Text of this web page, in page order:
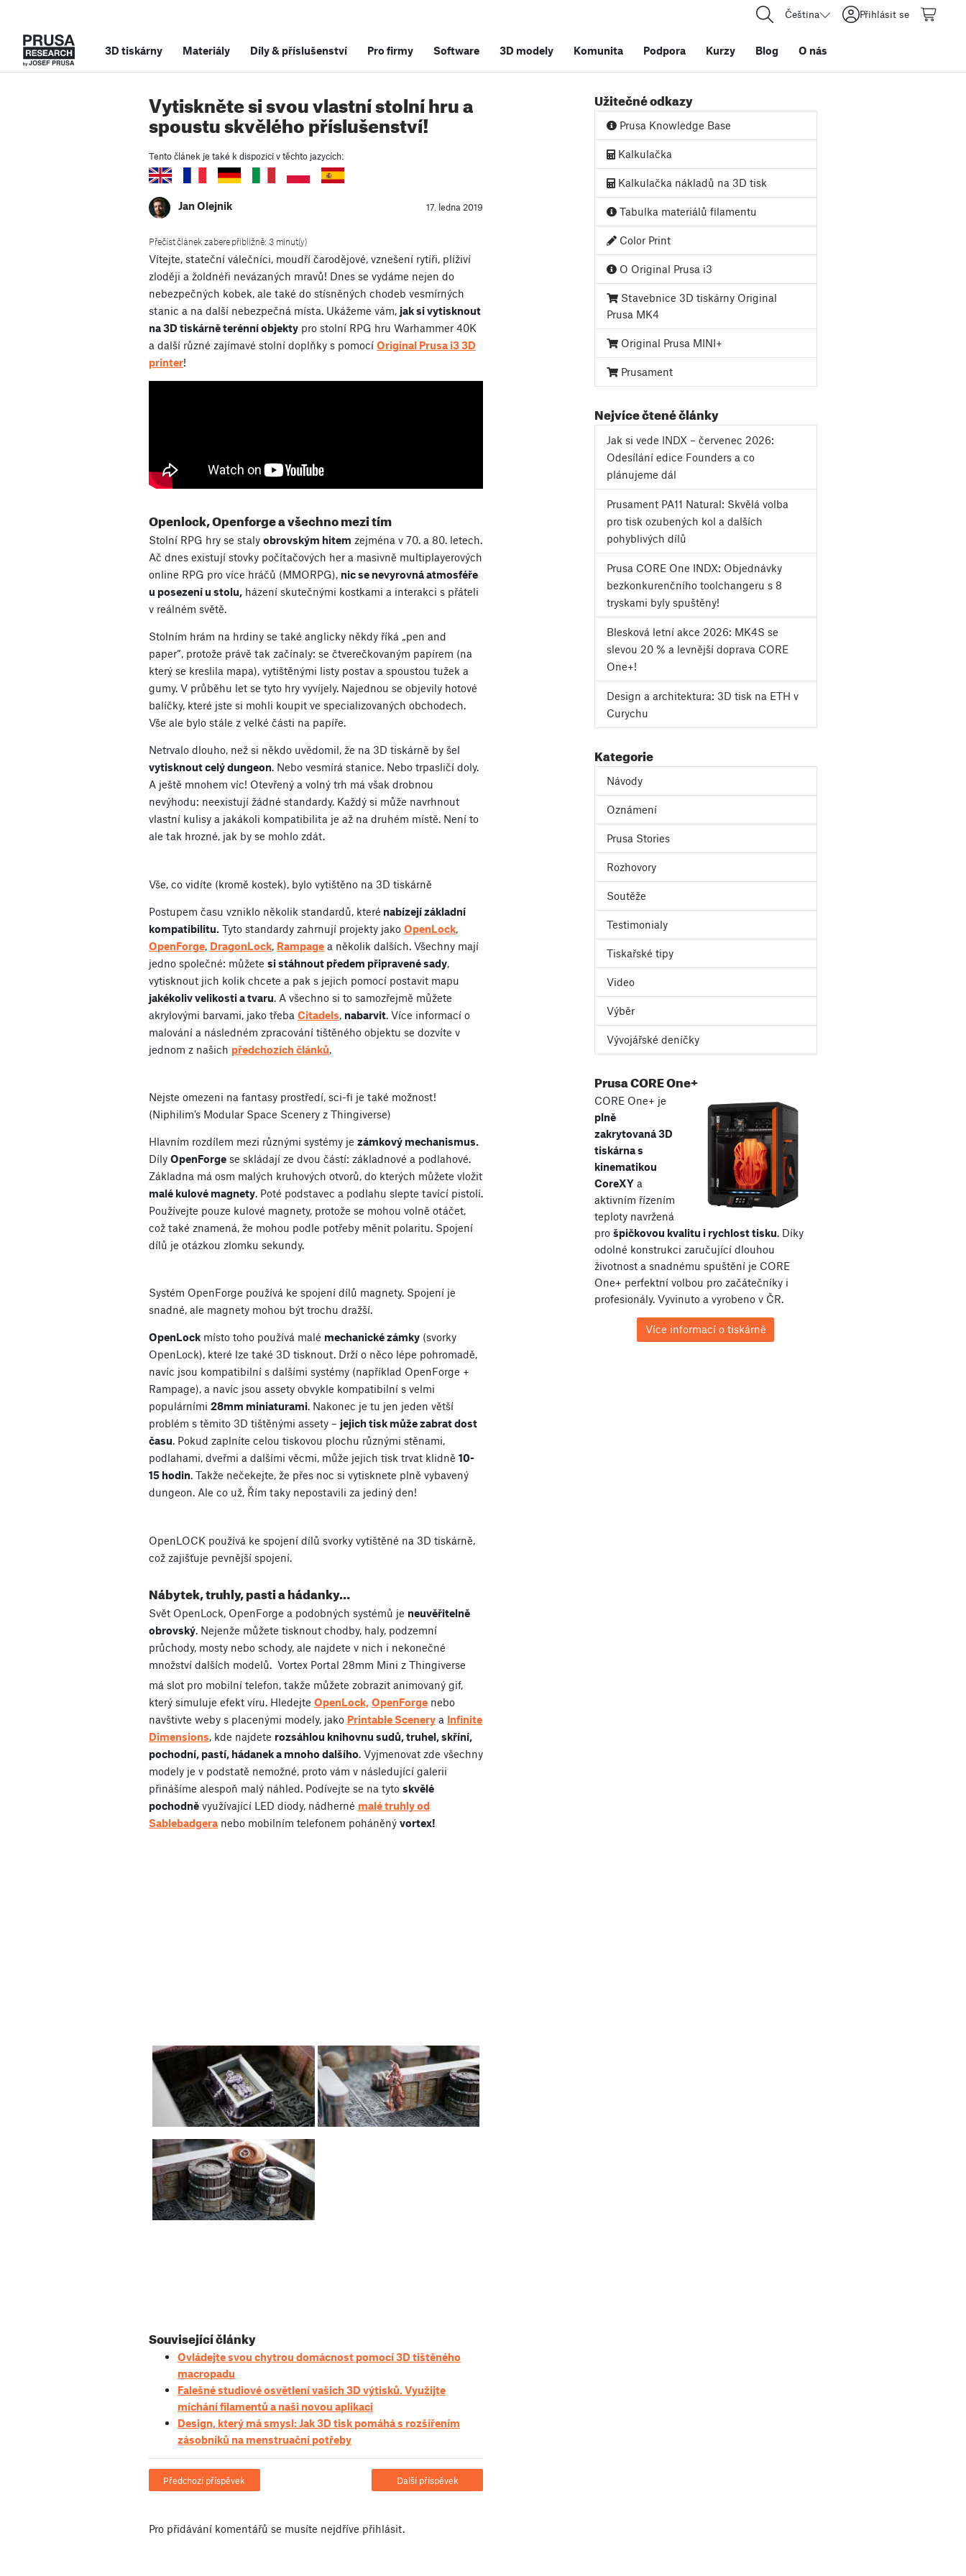
Čeština Přihlásit se
3D tiskárny Materiály Díly& příslušenství Pro firmy Software 3D modely Komunita Podpora Kurzy Blog O nás
Vytiskněte si svou vlastní stolní hru a
spoustu skvělého příslušenství!
Tento článek je také k dispozici v těchto jazycích:
Jan Olejnik 17. ledna 2019
Přečíst článek zabere přibližně: 3 minut(y)
Vítejte, stateční válečníci, moudří čarodějové, vznešení rytíři, plíživí
zloději a žoldnéři nevázaných mravů! Dnes se vydáme nejen do
nebezpečných kobek, ale také do stísněných chodeb vesmírných
stanic a na další nebezpečná místa. Ukážeme vám, jak si vytisknout
na 3D tiskárně terénní objekty pro stolní RPG hru Warhammer 40K
a další různé zajímavé stolní doplňky s pomocí Original Prusa i3 3D
printer!
Openlock, Openforge a všechno mezi tím
Stolní RPG hry se staly obrovským hitem zejména v 70. a 80. letech.
Ač dnes existují stovky počítačových her a masivně multiplayerových
online RPG pro více hráčů (MMORPG), nic se nevyrovná atmosféře
u posezení u stolu, házení skutečnými kostkami a interakci s přáteli
v reálném světě.
Stolním hrám na hrdiny se také anglicky někdy říká „pen and
paper“, protože právě tak začínaly: se čtverečkovaným papírem (na
který se kreslila mapa), vytištěnými listy postav a spoustou tužek a
gumy. V průběhu let se tyto hry vyvíjely. Najednou se objevily hotové
balíčky, které jste si mohli koupit ve specializovaných obchodech.
Vše ale bylo stále z velké části na papíře.
Netrvalo dlouho, než si někdo uvědomil, že na 3D tiskárně by šel
vytisknout celý dungeon. Nebo vesmírá stanice. Nebo trpasličí doly.
A ještě mnohem víc! Otevřený a volný trh má však drobnou
nevýhodu: neexistují žádné standardy. Každý si může navrhnout
vlastní kulisy a jakákoli kompatibilita je až na druhém místě. Není to
ale tak hrozné, jak by se mohlo zdát.
Vše, co vidíte (kromě kostek), bylo vytištěno na 3D tiskárně
Postupem času vzniklo několik standardů, které nabízejí základní
kompatibilitu. Tyto standardy zahrnují projekty jako OpenLock,
OpenForge, DragonLock, Rampage a několik dalších. Všechny mají
jedno společné: můžete si stáhnout předem připravené sady,
vytisknout jich kolik chcete a pak s jejich pomocí postavit mapu
jakékoliv velikosti a tvaru. A všechno si to samozřejmě můžete
akrylovými barvami, jako třeba Citadels, nabarvit. Více informací o
malování a následném zpracování tištěného objektu se dozvíte v
jednom z našich předchozích článků.
Nejste omezeni na fantasy prostředí, sci-fi je také možnost!
(Niphilim’s Modular Space Scenery z Thingiverse)
Hlavním rozdílem mezi různými systémy je zámkový mechanismus.
Díly OpenForge se skládají ze dvou částí: základnové a podlahové.
Základna má osm malých kruhových otvorů, do kterých můžete vložit
malé kulové magnety. Poté podstavec a podlahu slepte tavící pistolí.
Používejte pouze kulové magnety, protože se mohou volně otáčet,
což také znamená, že mohou podle potřeby měnit polaritu. Spojení
dílů je otázkou zlomku sekundy.
Systém OpenForge používá ke spojení dílů magnety. Spojení je
snadné, ale magnety mohou být trochu dražší.
OpenLock místo toho používá malé mechanické zámky (svorky
OpenLock), které lze také 3D tisknout. Drží o něco lépe pohromadě,
navíc jsou kompatibilní s dalšími systémy (například OpenForge +
Rampage), a navíc jsou assety obvykle kompatibilní s velmi
populárními 28mm miniaturami. Nakonec je tu jen jeden větší
problém s těmito 3D tištěnými assety – jejich tisk může zabrat dost
času. Pokud zaplníte celou tiskovou plochu různými stěnami,
podlahami, dveřmi a dalšími věcmi, může jejich tisk trvat klidně 10-
15 hodin. Takže nečekejte, že přes noc si vytisknete plně vybavený
dungeon. Ale co už, Řím taky nepostavili za jediný den!
OpenLOCK používá ke spojení dílů svorky vytištěné na 3D tiskárně,
což zajišťuje pevnější spojení.
Nábytek, truhly, pasti a hádanky…
Svět OpenLock, OpenForge a podobných systémů je neuvěřitelně
obrovský. Nejenže můžete tisknout chodby, haly, podzemní
průchody, mosty nebo schody, ale najdete v nich i nekonečné
množství dalších modelů. Vortex Portal 28mm Mini z Thingiverse
má slot pro mobilní telefon, takže můžete zobrazit animovaný gif,
který simuluje efekt víru. Hledejte OpenLock, OpenForge nebo
navštivte weby s placenými modely, jako Printable Scenery a Infinite
Dimensions, kde najdete rozsáhlou knihovnu sudů, truhel, skříní,
pochodní, pastí, hádanek a mnoho dalšího. Vyjmenovat zde všechny
modely je v podstatě nemožné, proto vám v následující galerii
přinášíme alespoň malý náhled. Podívejte se na tyto skvělé
pochodně využívající LED diody, nádherné malé truhly od
Sablebadgera nebo mobilním telefonem poháněný vortex!
Související články
Ovládejte svou chytrou domácnost pomocí 3D tištěného
macropadu
Falešné studiové osvětlení vašich 3D výtisků. Využijte
míchání filamentů a naši novou aplikaci
Design, který má smysl: Jak 3D tisk pomáhá s rozšířením
zásobníků na menstruační potřeby
Předchozí příspěvek Další příspěvek
Pro přidávání komentářů se musíte nejdříve přihlásit.
Užitečné odkazy
Prusa Knowledge Base
Kalkulačka
Kalkulačka nákladů na 3D tisk
Tabulka materiálů filamentu
Color Print
O Original Prusa i3
Stavebnice 3D tiskárny Original
Prusa MK4
Original Prusa MINI+
Prusament
Nejvíce čtené články
Jak si vede INDX – červenec 2026:
Odesílání edice Founders a co
plánujeme dál
Prusament PA11 Natural: Skvělá volba
pro tisk ozubených kol a dalších
pohyblivých dílů
Prusa CORE One INDX: Objednávky
bezkonkurenčního toolchangeru s 8
tryskami byly spuštěny!
Blesková letní akce 2026: MK4S se
slevou 20 % a levnější doprava CORE
One+!
Design a architektura: 3D tisk na ETH v
Curychu
Kategorie
Návody
Oznámení
Prusa Stories
Rozhovory
Soutěže
Testimonialy
Tiskařské tipy
Video
Výběr
Vývojářské deníčky
Prusa CORE One+
CORE One+ je
plně
zakrytovaná 3D
tiskárna s
kinematikou
CoreXYa
aktivním řízením
teploty navržená
pro špičkovou kvalitu i rychlost tisku. Díky
odolné konstrukci zaručující dlouhou
životnost a snadnému spuštění je CORE
One+ perfektní volbou pro začátečníky i
profesionály. Vyvinuto a vyrobeno v ČR.
Více informací o tiskárně